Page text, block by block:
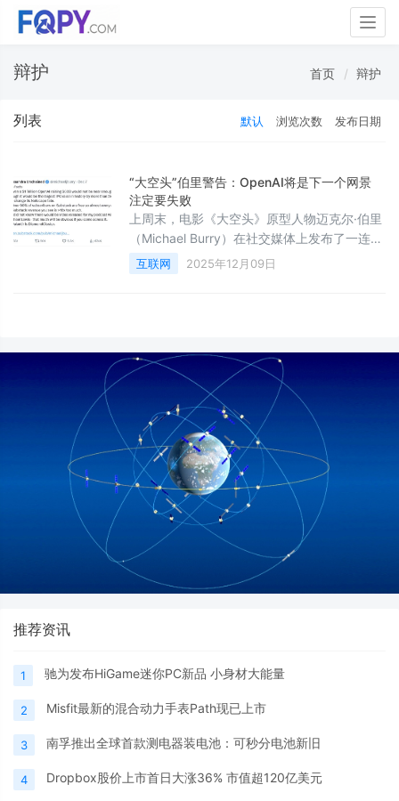
辩护 首页 辩护
列表 默认 浏览次数 发布日期
“大空头”伯里警告：OpenAI将是下一个网景
注定要失败
上周末，电影《大空头》原型人物迈克尔·伯里
（Michael Burry）在社交媒体上发布了一连串
帖子，将矛头对准了他的批评者和最受欢迎的
科技股。在这些帖子中，伯里重申他认为股市
互联网 2025年12月09日
推荐资讯
1 驰为发布HiGame迷你PC新品 小身材大能量
2 Misfit最新的混合动力手表Path现已上市
3 南孚推出全球首款测电器装电池：可秒分电池新旧
4 Dropbox股价上市首日大涨36% 市值超120亿美元